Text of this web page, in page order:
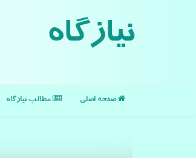
نیازگاه
صفحه اصلی مطالب نیازگاه